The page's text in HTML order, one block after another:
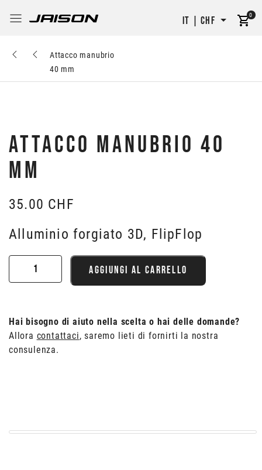
IT | CHF 0
Attacco manubrio
40 mm
ATTACCO MANUBRIO 40
MM
35.00 CHF
Alluminio forgiato 3D, FlipFlop
Attacco
manubrio
mm
quantità
AGGIUNGI AL CARRELLO
Hai bisogno di aiuto nella scelta o hai delle domande?
Allora contattaci, saremo lieti di fornirti la nostra
consulenza.